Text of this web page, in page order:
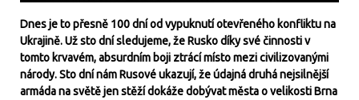
Dnes je to přesně 100 dní od vypuknutí otevřeného konfliktu na
Ukrajině. Už sto dní sledujeme, že Rusko díky své činnosti v
tomto krvavém, absurdním boji ztrácí místo mezi civilizovanými
národy. Sto dní nám Rusové ukazují, že údajná druhá nejsilnější
armáda na světě jen stěží dokáže dobývat města o velikosti Brna